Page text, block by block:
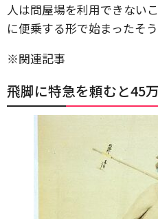
人は問屋場を利用できない
に便乗する形で始まったそう
※関連記事
飛脚に特急を頼むと45